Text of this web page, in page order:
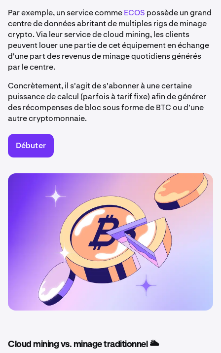
Par exemple, un service commeECOS possède un grand
centre de données abritant de multiples rigs de minage
crypto. Via leur service de cloud mining, les clients
peuvent louer une partie de cet équipement en échange
d'une part des revenus de minage quotidiens générés
par le centre.
Concrètement, il s'agit de s'abonner à une certaine
puissance de calcul (parfois à tarif fixe) afin de générer
des récompenses de bloc sous forme de BTC ou d'une
autre cryptomonnaie.
Débuter
Cloud mining vs. minage traditionnel 🌥️